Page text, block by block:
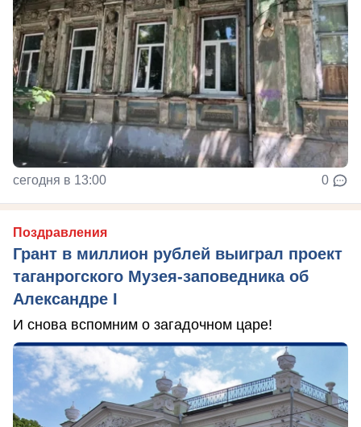
сегодня в 13:00 0
Поздравления
Грант в миллион рублей выиграл проект
таганрогского Музея-заповедника об
Александре I
И снова вспомним о загадочном царе!